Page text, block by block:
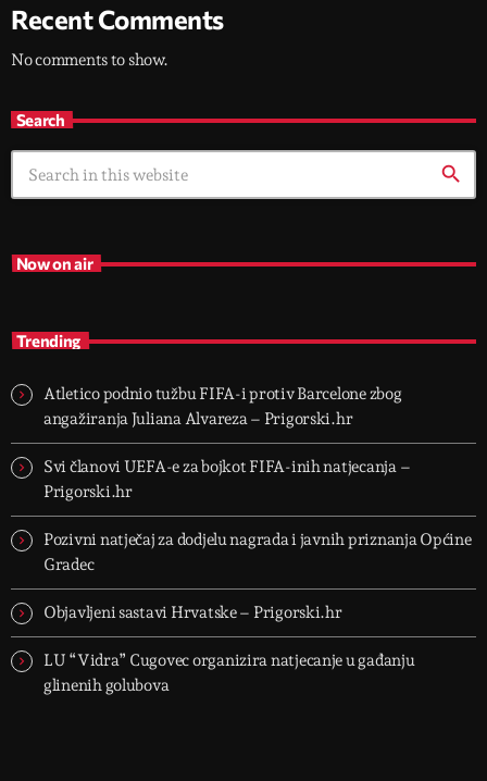
Recent Comments
No comments to show.
Search
search
Now on air
Trending
Atletico podnio tužbu FIFA-i protiv Barcelone zbog
angažiranja Juliana Alvareza – Prigorski.hr
Svi članovi UEFA-e za bojkot FIFA-inih natjecanja –
Prigorski.hr
Pozivni natječaj za dodjelu nagrada i javnih priznanja Općine
Gradec
Objavljeni sastavi Hrvatske – Prigorski.hr
LU “Vidra” Cugovec organizira natjecanje u gađanju
glinenih golubova